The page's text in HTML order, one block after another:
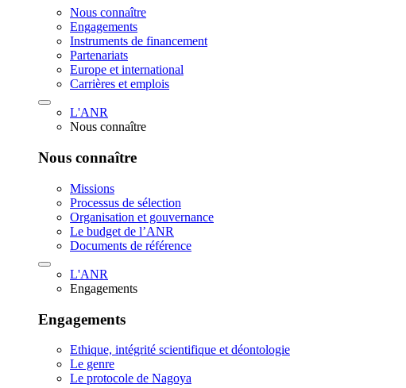
Nous connaître
Engagements
Instruments de financement
Partenariats
Europe et international
Carrières et emplois
L'ANR
Nous connaître
Nous connaître
Missions
Processus de sélection
Organisation et gouvernance
Le budget de l’ANR
Documents de référence
L'ANR
Engagements
Engagements
Ethique, intégrité scientifique et déontologie
Le genre
Le protocole de Nagoya